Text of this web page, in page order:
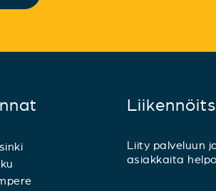
Liity palveluun
asiakkaita